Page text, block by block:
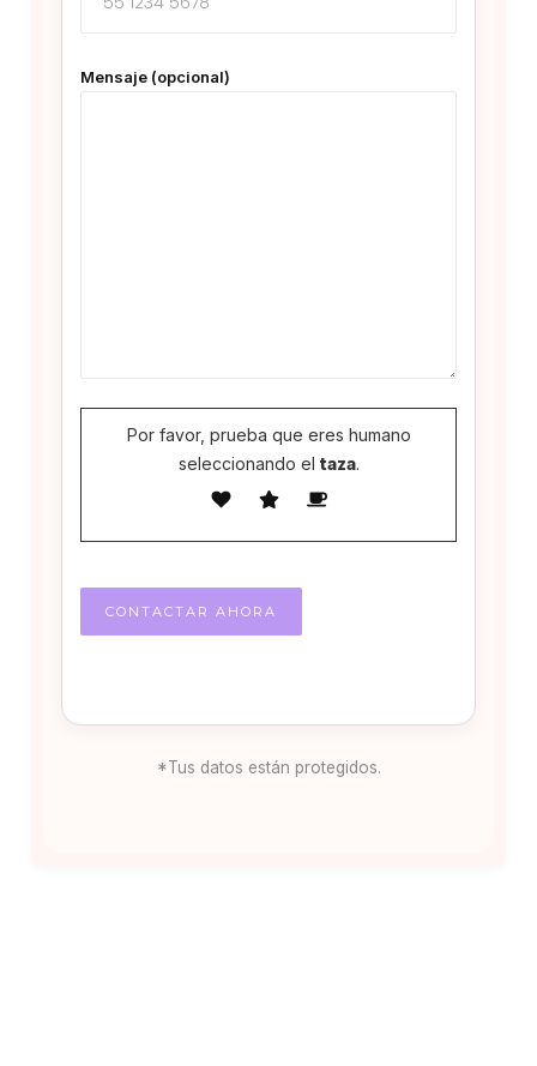
Mensaje (opcional)
Por favor, prueba que eres humano
seleccionando el taza.
*Tus datos están protegidos.